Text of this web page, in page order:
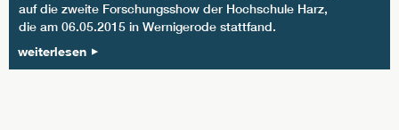
auf die zweite Forschungsshow der Hochschule Harz,
die am 06.05.2015 in Wernigerode stattfand.
weiterlesen